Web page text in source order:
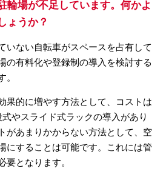
輪場が不足しています。何かよ
ょうか？
いない自転車がスペースを占有して
の有料化や登録制の導入を検討する
。
果的に増やす方法として、コストは
やスライド式ラックの導入があり
があまりかからない方法として、空
にすることは可能です。これには管
要となります。